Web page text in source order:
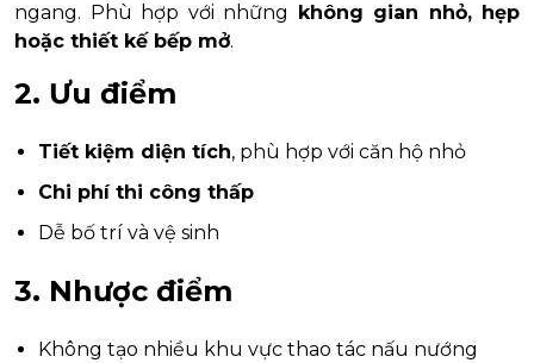
ngang. Phù hợp với những không gian nhỏ, hẹp
hoặc thiết kế bếp mở.
2. Ưu điểm
Tiết kiệm diện tích, phù hợp với căn hộ nhỏ
Chi phí thi công thấp
Dễ bố trí và vệ sinh
3. Nhược điểm
Không tạo nhiều khu vực thao tác nấu nướng